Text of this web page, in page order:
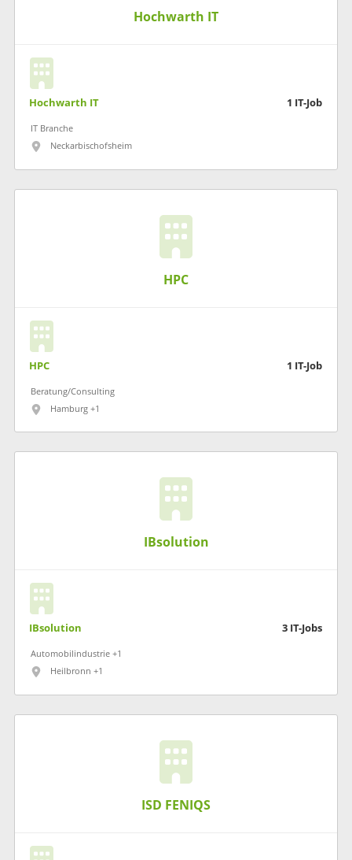
Hochwarth IT
Hochwarth IT 1 IT-Job
IT Branche
Neckarbischofsheim
HPC
HPC 1 IT-Job
Beratung/Consulting
Hamburg +1
IBsolution
IBsolution 3 IT-Jobs
Automobilindustrie +1
Heilbronn +1
ISD FENIQS